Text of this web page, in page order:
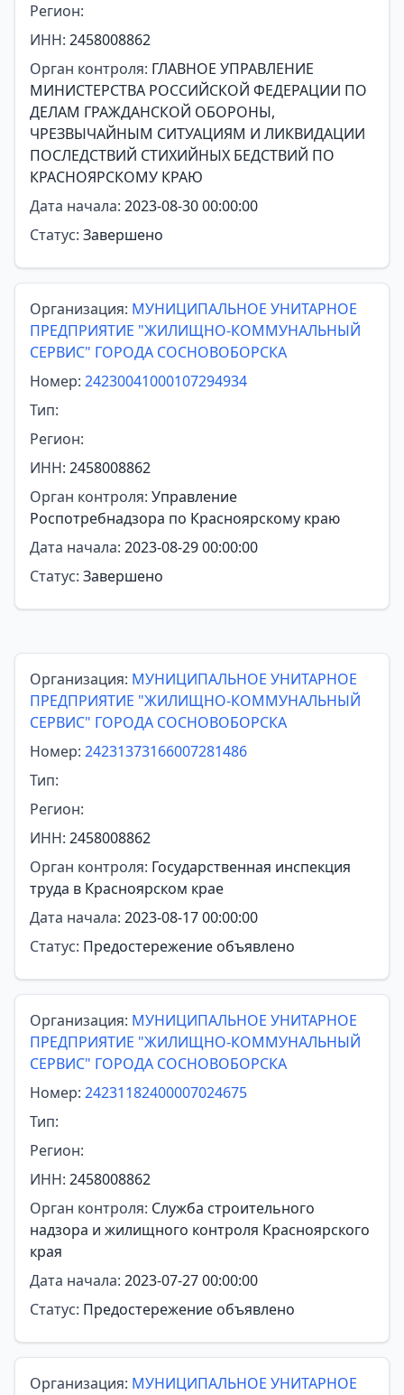
Регион:
ИНН: 2458008862
Орган контроля: ГЛАВНОЕ УПРАВЛЕНИЕ
МИНИСТЕРСТВА РОССИЙСКОЙ ФЕДЕРАЦИИ ПО
ДЕЛАМ ГРАЖДАНСКОЙ ОБОРОНЫ,
ЧРЕЗВЫЧАЙНЫМ СИТУАЦИЯМ И ЛИКВИДАЦИИ
ПОСЛЕДСТВИЙ СТИХИЙНЫХ БЕДСТВИЙ ПО
КРАСНОЯРСКОМУ КРАЮ
Дата начала: 2023-08-30 00:00:00
Статус: Завершено
Организация: МУНИЦИПАЛЬНОЕ УНИТАРНОЕ
ПРЕДПРИЯТИЕ "ЖИЛИЩНО-КОММУНАЛЬНЫЙ
СЕРВИС" ГОРОДА СОСНОВОБОРСКА
Номер: 24230041000107294934
Тип:
Регион:
ИНН: 2458008862
Орган контроля: Управление
Роспотребнадзора по Красноярскому краю
Дата начала: 2023-08-29 00:00:00
Статус: Завершено
Организация: МУНИЦИПАЛЬНОЕ УНИТАРНОЕ
ПРЕДПРИЯТИЕ "ЖИЛИЩНО-КОММУНАЛЬНЫЙ
СЕРВИС" ГОРОДА СОСНОВОБОРСКА
Номер: 24231373166007281486
Тип:
Регион:
ИНН: 2458008862
Орган контроля: Государственная инспекция
труда в Красноярском крае
Дата начала: 2023-08-17 00:00:00
Статус: Предостережение объявлено
Организация: МУНИЦИПАЛЬНОЕ УНИТАРНОЕ
ПРЕДПРИЯТИЕ "ЖИЛИЩНО-КОММУНАЛЬНЫЙ
СЕРВИС" ГОРОДА СОСНОВОБОРСКА
Номер: 24231182400007024675
Тип:
Регион:
ИНН: 2458008862
Орган контроля: Служба строительного
надзора и жилищного контроля Красноярского
края
Дата начала: 2023-07-27 00:00:00
Статус: Предостережение объявлено
Организация: МУНИЦИПАЛЬНОЕ УНИТАРНОЕ